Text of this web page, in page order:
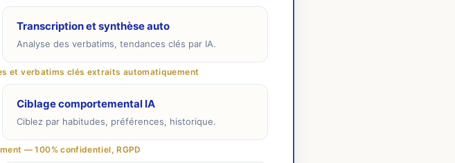
Transcription et synthèse auto
Analyse des verbatims, tendances clés par IA.
et verbatims clés extraits automatiquement
Ciblage comportemental IA
Ciblez par habitudes, préférences, historique.
— 100% confidentiel, RGPD